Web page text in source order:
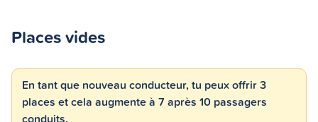
Places vides
En tant que nouveau conducteur, tu peux offrir 3
places et cela augmente à 7 après 10 passagers
conduits.